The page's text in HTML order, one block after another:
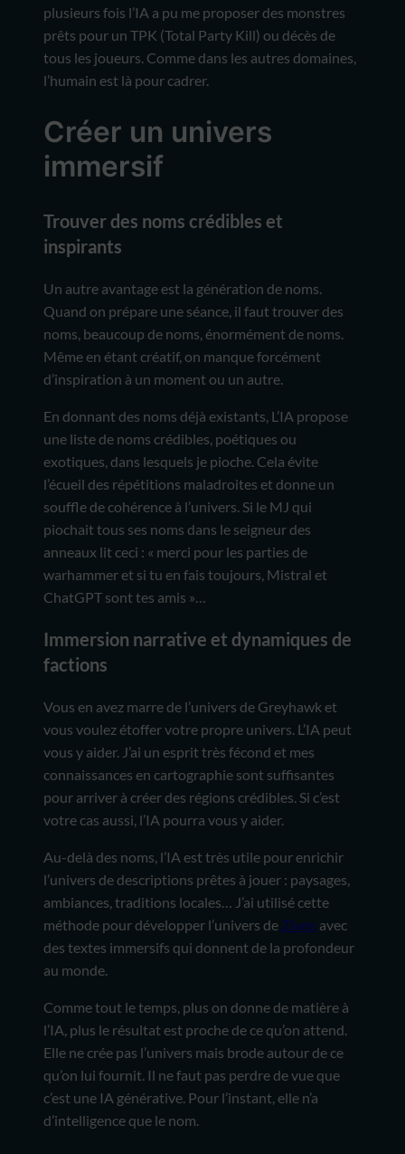
plusieurs fois l’IA a pu me proposer des monstres
prêts pour un TPK (Total Party Kill) ou décès de
tous les joueurs. Comme dans les autres domaines,
l’humain est là pour cadrer.
Créer un univers
immersif
Trouver des noms crédibles et
inspirants
Un autre avantage est la génération de noms.
Quand on prépare une séance, il faut trouver des
noms, beaucoup de noms, énormément de noms.
Même en étant créatif, on manque forcément
d’inspiration à un moment ou un autre.
En donnant des noms déjà existants, L’IA propose
une liste de noms crédibles, poétiques ou
exotiques, dans lesquels je pioche. Cela évite
l’écueil des répétitions maladroites et donne un
souffle de cohérence à l’univers. Si le MJ qui
piochait tous ses noms dans le seigneur des
anneaux lit ceci : « merci pour les parties de
warhammer et si tu en fais toujours, Mistral et
ChatGPT sont tes amis »…
Immersion narrative et dynamiques de
factions
Vous en avez marre de l’univers de Greyhawk et
vous voulez étoffer votre propre univers. L’IA peut
vous y aider. J’ai un esprit très fécond et mes
connaissances en cartographie sont suffisantes
pour arriver à créer des régions crédibles. Si c’est
votre cas aussi, l’IA pourra vous y aider.
Au-delà des noms, l’IA est très utile pour enrichir
l’univers de descriptions prêtes à jouer : paysages,
ambiances, traditions locales… J’ai utilisé cette
méthode pour développer l’univers de Ziven avec
des textes immersifs qui donnent de la profondeur
au monde.
Comme tout le temps, plus on donne de matière à
l’IA, plus le résultat est proche de ce qu’on attend.
Elle ne crée pas l’univers mais brode autour de ce
qu’on lui fournit. Il ne faut pas perdre de vue que
c’est une IA générative. Pour l’instant, elle n’a
d’intelligence que le nom.